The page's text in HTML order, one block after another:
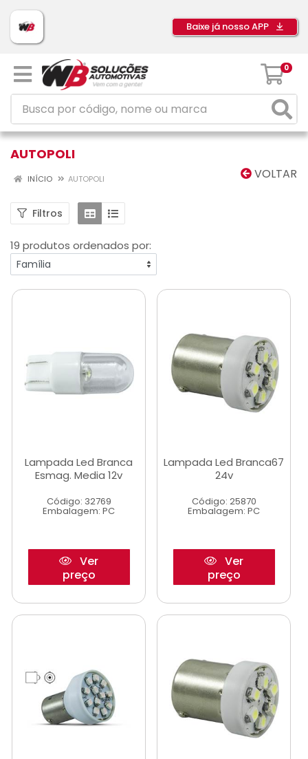
Baixe já nosso APP
0
AUTOPOLI
VOLTAR
INÍCIO AUTOPOLI
Filtros
19 produtos ordenados por:
Lampada Led Branca
Esmag. Media 12v
Código: 32769
Embalagem: PC
Ver
preço
Lampada Led Branca67
24v
Código: 25870
Embalagem: PC
Ver
preço